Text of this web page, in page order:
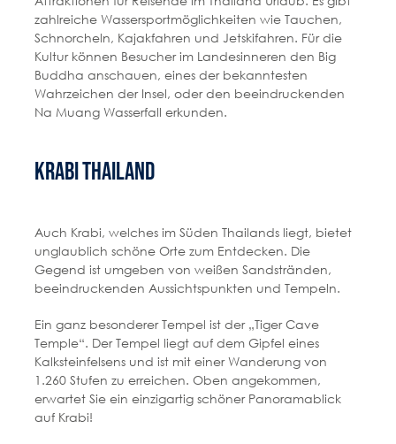
zahlreiche Wassersportmöglichkeiten wie Tauchen,
Schnorcheln, Kajakfahren und Jetskifahren. Für die
Kultur können Besucher im Landesinneren den Big
Buddha anschauen, eines der bekanntesten
Wahrzeichen der Insel, oder den beeindruckenden
Na Muang Wasserfall erkunden.
Krabi Thailand
Auch Krabi, welches im Süden Thailands liegt, bietet
unglaublich schöne Orte zum Entdecken. Die
Gegend ist umgeben von weißen Sandstränden,
beeindruckenden Aussichtspunkten und Tempeln.
Ein ganz besonderer Tempel ist der „Tiger Cave
Temple“. Der Tempel liegt auf dem Gipfel eines
Kalksteinfelsens und ist mit einer Wanderung von
1.260 Stufen zu erreichen. Oben angekommen,
erwartet Sie ein einzigartig schöner Panoramablick
auf Krabi!